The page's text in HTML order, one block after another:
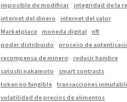
imposible de modificar
integridad de la
internet del dinero
internet del valor
Marketplace
moneda digital
nft
poder distribuido
proceso de
recompensa de minero
reducir hambre
satoshi nakamoto
smart contracts
token no fungible
transacciones
volatilidad de precios de alimentos